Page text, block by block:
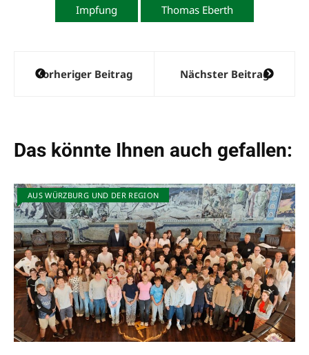
Impfung
Thomas Eberth
Beitragsnavigation
Vorheriger Beitrag Nächster Beitrag
Das könnte Ihnen auch gefallen:
AUS WÜRZBURG UND DER REGION